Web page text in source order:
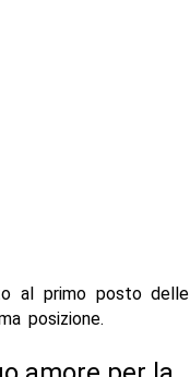
al primo posto delle
posizione.